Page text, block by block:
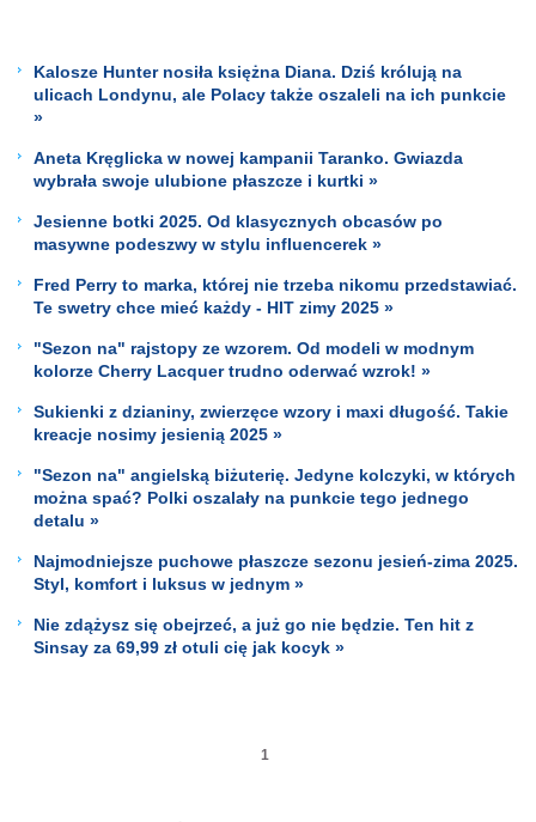
Kalosze Hunter nosiła księżna Diana. Dziś królują na
ulicach Londynu, ale Polacy także oszaleli na ich punkcie
»
Aneta Kręglicka w nowej kampanii Taranko. Gwiazda
wybrała swoje ulubione płaszcze i kurtki »
Jesienne botki 2025. Od klasycznych obcasów po
masywne podeszwy w stylu influencerek »
Fred Perry to marka, której nie trzeba nikomu przedstawiać.
Te swetry chce mieć każdy - HIT zimy 2025 »
"Sezon na" rajstopy ze wzorem. Od modeli w modnym
kolorze Cherry Lacquer trudno oderwać wzrok! »
Sukienki z dzianiny, zwierzęce wzory i maxi długość. Takie
kreacje nosimy jesienią 2025 »
"Sezon na" angielską biżuterię. Jedyne kolczyki, w których
można spać? Polki oszalały na punkcie tego jednego
detalu »
Najmodniejsze puchowe płaszcze sezonu jesień-zima 2025.
Styl, komfort i luksus w jednym »
Nie zdążysz się obejrzeć, a już go nie będzie. Ten hit z
Sinsay za 69,99 zł otuli cię jak kocyk »
1